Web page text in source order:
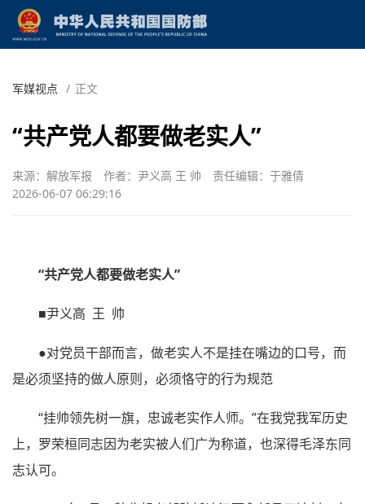
军媒视点 / 正文
“共产党人都要做老实人”
来源：解放军报 作者：尹义高 王 帅
责任编辑：于雅倩
2026-06-07 06:29:16
“共产党人都要做老实人”
■尹义高 王 帅
●对党员干部而言，做老实人不是挂在嘴边的口号，而
是必须坚持的做人原则，必须恪守的行为规范
“挂帅领先树一旗，忠诚老实作人师。”在我党我军历史
上，罗荣桓同志因为老实被人们广为称道，也深得毛泽东同
志认可。